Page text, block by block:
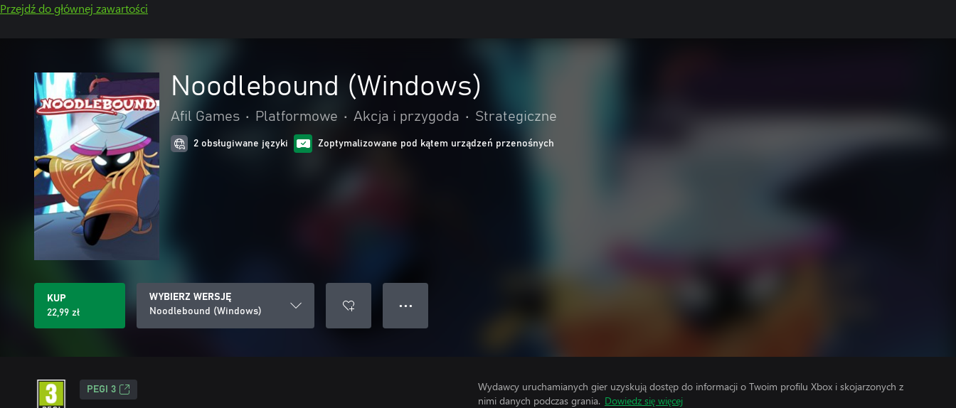
Przejdź do głównej zawartości
Noodlebound (Windows)
Afil Games • Platformowe • Akcja i przygoda • Strategiczne
2 obsługiwane języki Zoptymalizowane pod kątem urządzeń przenośnych
KUP
22,99 zł
WYBIERZ WERSJĘ
Noodlebound (Windows)
● ● ●
PEGI 3
Wydawcy uruchamianych gier uzyskują dostęp do informacji o Twoim profilu Xbox i skojarzonych z
nimi danych podczas grania. Dowiedz się więcej